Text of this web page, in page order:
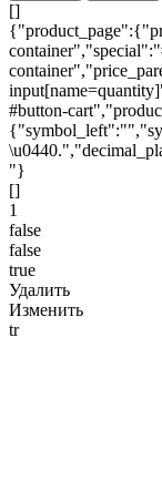
[]
#button-
"}
[]
1
false
false
true
Удалить
Изменить
tr